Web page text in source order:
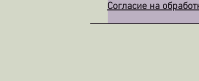
Согласиена